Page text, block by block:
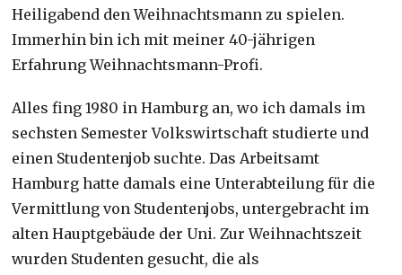
Heiligabend den Weihnachtsmann zu spielen.
Immerhin bin ich mit meiner 40-jährigen
Erfahrung Weihnachtsmann-Profi.
Alles fing 1980 in Hamburg an, wo ich damals im
sechsten Semester Volkswirtschaft studierte und
einen Studentenjob suchte. Das Arbeitsamt
Hamburg hatte damals eine Unterabteilung für die
Vermittlung von Studentenjobs, untergebracht im
alten Hauptgebäude der Uni. Zur Weihnachtszeit
wurden Studenten gesucht, die als